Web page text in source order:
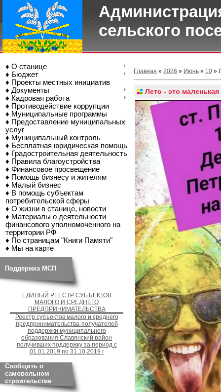
сельского
♦ О станице
♦ Бюджет
♦ Проекты местных инициатив
♦ Документы
♦ Кадровая работа
♦ Противодействие коррупции
♦ Муниципальные программы
♦ Предоставление муниципальных
услуг
♦ Муниципальный контроль
♦ Бесплатная юридическая помощь
♦ Градостроительная деятельность
♦ Правила благоустройства
♦ Финансовое просвещение
♦ Помощь бизнесу и жителям
♦ Малый бизнес
♦ В помощь субъектам
потребительской сферы
♦ О жизни в станице, новости
♦ Материалы о деятельности
финансового уполномоченного на
территории РФ
♦ По страницам "Книги Памяти"
♦ Мы на карте
Поддержка МСП
ЕДИНЫЙ РЕЕСТР СУБЪЕКТОВ
МАЛОГО И СРЕДНЕГО
ПРЕДПРИНИМАТЕЛЬСТВА
Реестр субъектов малого и среднего
предпринимательства-получателей
поддержки муниципального
образования Славянский район
получивших поддержку за период с
01.01.2019 по 31.10.2019 г
Сообщить о
самовольном
строительстве
Главная » 2026 » Июнь » 10 »
Лето - это